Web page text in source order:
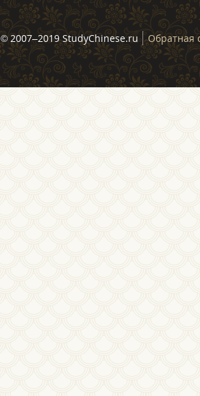
© 2007–2019 StudyChinese.ru Обратная